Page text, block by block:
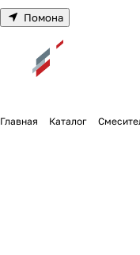
Помона
Главная Каталог